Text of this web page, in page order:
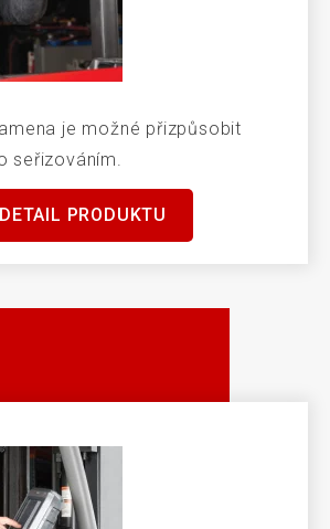
je možné přizpůsobit
seřizováním.
DETAIL PRODUKTU